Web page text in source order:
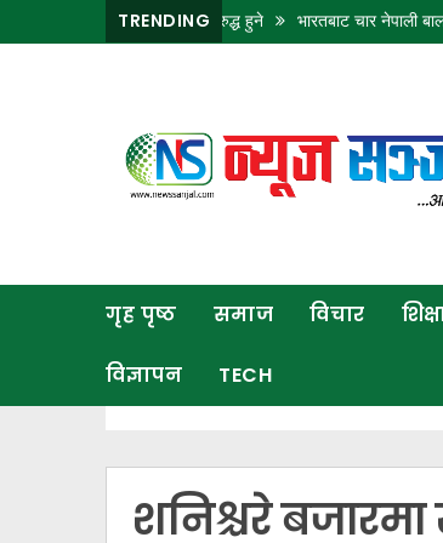
TRENDING
१२ घण्टा विद्युत् अवरुद्ध हुने भारतबाट चार नेपाली बालबालिकाको
गृह पृष्ठ समाज विचार
विज्ञापन TECH
शनिश्चरे
राजनीति